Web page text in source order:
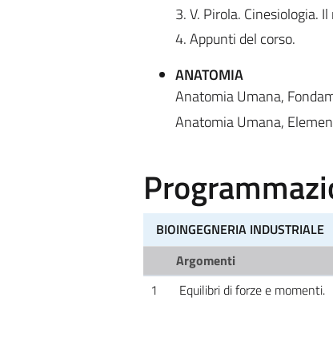
3. V. Pirola. Cinesiologia.
4. Appunti del corso.
ANATOMIA
Anatomia Umana,
Anatomia Umana,
BIOINGEGNERIA INDUSTRIALE
Argomenti
1
Equilibri di forze e momenti.